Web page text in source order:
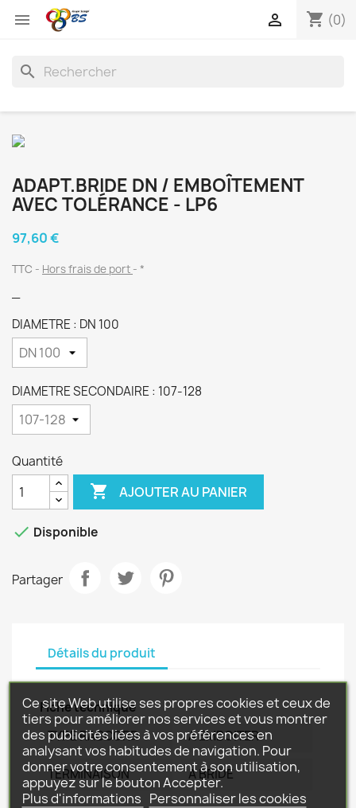
 shopping_cart (0)

search
ADAPT.BRIDE DN / EMBOÎTEMENT
AVEC TOLÉRANCE - LP6
97,60 €
TTC Hors frais de port *
DIAMETRE : DN 100
DIAMETRE SECONDAIRE : 107-128
Quantité
 AJOUTER AU PANIER
 Disponible
Partager
Détails du produit
Fiche technique
TYPE RACCORD
A EMBOITER
TERMINAISON A BRIDE
Ce site Web utilise ses propres cookies et ceux de
tiers pour améliorer nos services et vous montrer
des publicités liées à vos préférences en
analysant vos habitudes de navigation. Pour
donner votre consentement à son utilisation,
appuyez sur le bouton Accepter.
Plus d'informations Personnaliser les cookies